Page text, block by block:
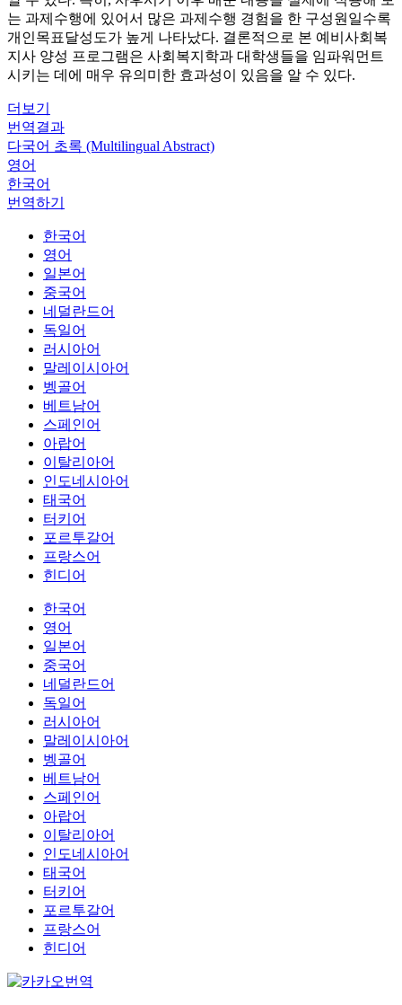
는 과제수행에 있어서 많은 과제수행 경험을 한 구성원일수록
개인목표달성도가 높게 나타났다. 결론적으로 본 예비사회복
지사 양성 프로그램은 사회복지학과 대학생들을 임파워먼트
시키는 데에 매우 유의미한 효과성이 있음을 알 수 있다.
더보기
번역결과
다국어 초록 (Multilingual Abstract)
영어
한국어
번역하기
한국어
영어
일본어
중국어
네덜란드어
독일어
러시아어
말레이시아어
벵골어
베트남어
스페인어
아랍어
이탈리아어
인도네시아어
태국어
터키어
포르투갈어
프랑스어
힌디어
한국어
영어
일본어
중국어
네덜란드어
독일어
러시아어
말레이시아어
벵골어
베트남어
스페인어
아랍어
이탈리아어
인도네시아어
태국어
터키어
포르투갈어
프랑스어
힌디어